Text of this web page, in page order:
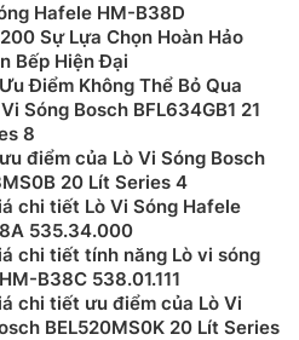
Hafele HM-B38D
Sự Lựa Chọn Hoàn Hảo
Bếp Hiện Đại
Điểm Không Thể Bỏ Qua
Sóng Bosch BFL634GB1 21
8
điểm của Lò Vi Sóng Bosch
20 Lít Series 4
chi tiết Lò Vi Sóng Hafele
535.34.000
chi tiết tính năng Lò vi sóng
B38C 538.01.111
chi tiết ưu điểm của Lò Vi
BEL520MS0K 20 Lít Series